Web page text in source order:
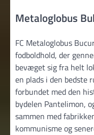
Metaloglobus
FC Metaloglobus
fodboldhold, der
bevæget sig fra helt
en plads i den
forbundet med den
bydelen Pantelimon,
sammen med
kommunisme og